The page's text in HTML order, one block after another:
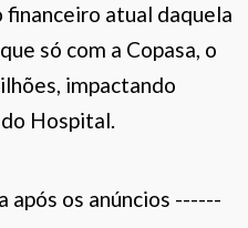
atual daquela
só com a Copasa, o
impactando
Hospital.
após os anúncios ------